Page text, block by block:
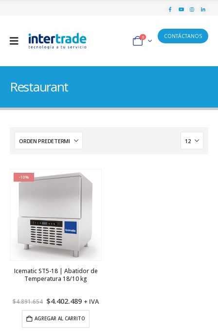
0 CONTÁCTANOS
Restaurant
-10%
Icematic ST5-18 | Abatidor de
Temperatura 18/10 kg
$4.891.654 El
precio
original
era:
$4.891.654.
$4.402.489El
actual
es:
$4.402.489.
+ IVA
AGREGAR AL CARRITO